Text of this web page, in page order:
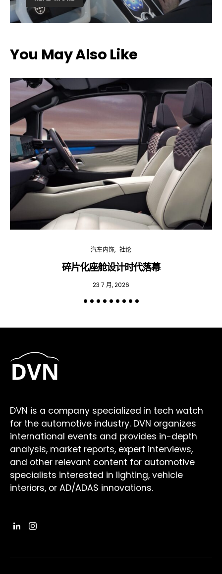
You May Also Like
汽车内饰 社论
碎片化座舱设计时代落幕
23 7 月, 2026
DVN is a company specialized in tech watch
for the automotive industry. DVN organizes
international events and provides in-depth
analysis, market reports, expert interviews,
and other relevant content for automotive
specialists interested in lighting, vehicle
interiors, or AD/ADAS innovations.